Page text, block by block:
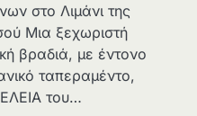
στο Λιμάνι της
Μια ξεχωριστή
βραδιά, με έντονο
ταπεραμέντο,
του…